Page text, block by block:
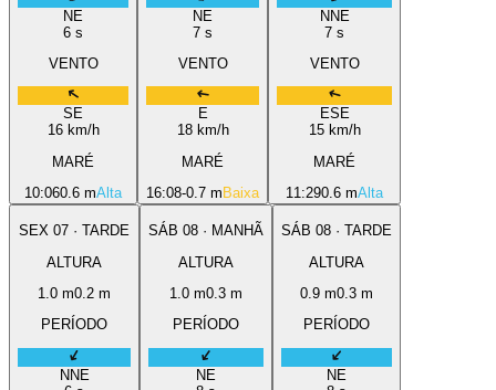
NE
6 s
VENTO
SE
16km/h
MARÉ
10:060.6 mAlta
NE
7 s
VENTO
E
18km/h
MARÉ
16:08-0.7 m Baixa
NNE
7 s
VENTO
ESE
15km/h
MARÉ
11:290.6 mAlta
SEX 07 · TARDE
ALTURA
1.0 m0.2 m
PERÍODO
NNE
SÁB 08 · MANHÃ
ALTURA
1.0 m0.3 m
PERÍODO
NE
SÁB 08 · TARDE
ALTURA
0.9 m0.3 m
PERÍODO
NE